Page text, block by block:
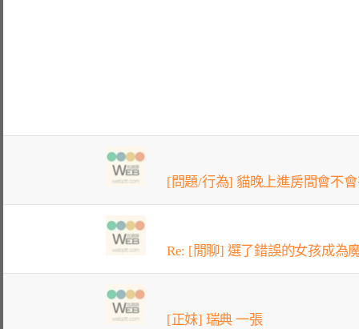
[問題/行為] 貓晚上進房間會不
Re: [閒聊] 選了錯誤的女孩成為
[正妹] 瑞典 一張